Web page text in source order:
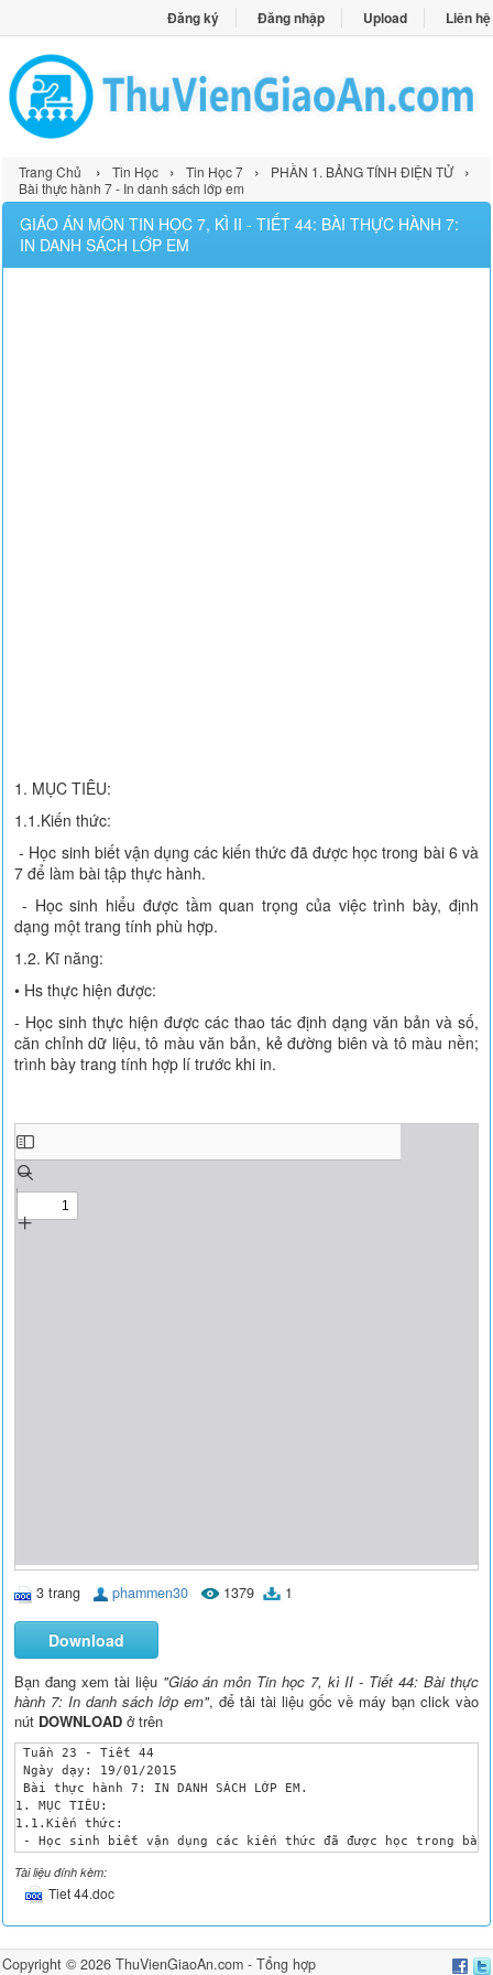
Đăng ký Đăng nhập Upload Liên hệ
Trang Chủ › Tin Học › Tin Học 7 › PHẦN 1. BẢNG TÍNH ĐIỆN TỬ ›
Bài thực hành 7 - In danh sách lớp em
GIÁO ÁN MÔN TIN HỌC 7, KÌ II - TIẾT 44: BÀI THỰC HÀNH 7:
IN DANH SÁCH LỚP EM
1. MỤC TIÊU:
1.1.Kiến thức:
- Học sinh biết vận dụng các kiến thức đã được học trong bài 6 và
7 để làm bài tập thực hành.
- Học sinh hiểu được tầm quan trọng của việc trình bày, định
dạng một trang tính phù hợp.
1.2. Kĩ năng:
• Hs thực hiện được:
- Học sinh thực hiện được các thao tác định dạng văn bản và số,
căn chỉnh dữ liệu, tô màu văn bản, kẻ đường biên và tô màu nền;
trình bày trang tính hợp lí trước khi in.
3 trang phammen30 1379 1
Download
Bạn đang xem tài liệu "Giáo án môn Tin học 7, kì II - Tiết 44: Bài thực
hành 7: In danh sách lớp em", để tải tài liệu gốc về máy bạn click vào
nút DOWNLOAD ở trên
Tuần 23 - Tiết 44
Ngày dạy: 19/01/2015
Bài thực hành 7: IN DANH SÁCH LỚP EM.
1. MỤC TIÊU:
1.1.Kiến thức:
- Học sinh biết vận dụng các kiến thức đã được học trong
- Học sinh hiểu được tầm quan trọng của việc trình bày,
1.2. Kĩ năng:
Hs thực hiện được:
Hs thực hiện thành thạo:
- Học sinh thực hiện thành thạo và linh hoạt các thao tác
1.3. Thái độ:
Tài liệu đính kèm:
Tiet 44.doc
Copyright © 2026ThuVienGiaoAn.com - Tổng hợp